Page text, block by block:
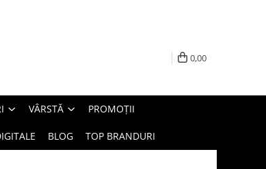
0,00
VÂRSTĂ PROMOȚII
BLOG TOP BRANDURI